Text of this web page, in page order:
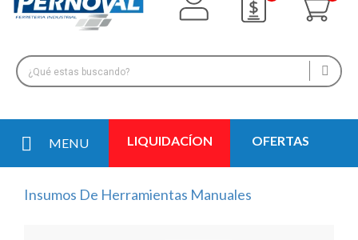
MENU LIQUIDACÍON OFERTAS
Insumos De Herramientas Manuales